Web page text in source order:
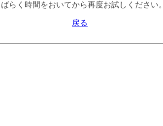
ばらく時間をおいてから再度お試しください。
戻る